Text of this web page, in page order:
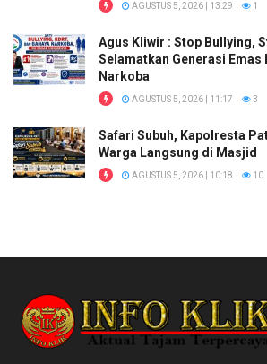
AGUSTUS 5, 2026 | 13:29 1
Agus Kliwir : Stop Bullying,
Selamatkan Generasi Emas
Narkoba
AGUSTUS 5, 2026 | 11:17 3
Safari Subuh, Kapolresta
Warga Langsung di Masjid
AGUSTUS 5, 2026 | 10:18 10